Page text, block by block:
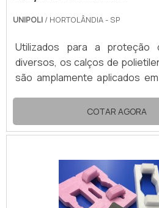
UNIPOLI / HORTOLÂNDIA - SP
Utilizados para a proteção
diversos, os calços de
são amplamente aplicados
composição desses
(Polietileno Expandido), cujas
oferecem benefícios ao
importante entre as
calços polietileno é a
absorver impactos. O
COTAR AGORA